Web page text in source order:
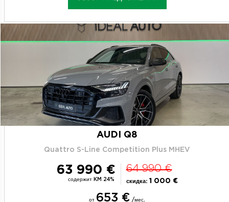
AUDI Q8
Quattro S-Line Competition Plus MHEV
63 990 €
содержит KM 24%
64 990 €
скидка: 1 000 €
от 653 € /мес.